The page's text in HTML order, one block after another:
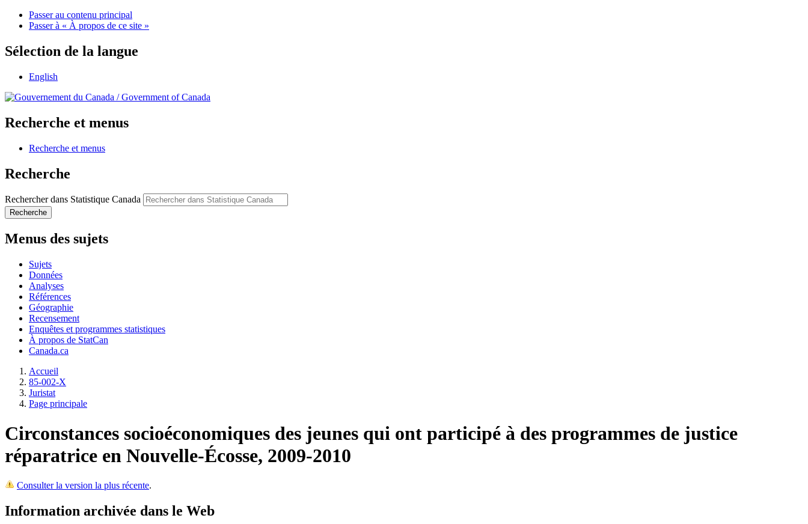
Passer au contenu principal
Passer à « À propos de ce site »
Sélection de la langue
English
/Government of Canada
Recherche et menus
Recherche et menus
Recherche
Rechercher dans Statistique Canada
Recherche
Menus des sujets
Sujets
Données
Analyses
Références
Géographie
Recensement
Enquêtes et programmes statistiques
À propos de StatCan
Canada.ca
Accueil
85-002-X
Juristat
Page principale
Circonstances socioéconomiques des jeunes qui ont participé à des programmes de justice
réparatrice en Nouvelle-Écosse, 2009-2010
Consulter la version la plus récente.
Information archivée dans le Web